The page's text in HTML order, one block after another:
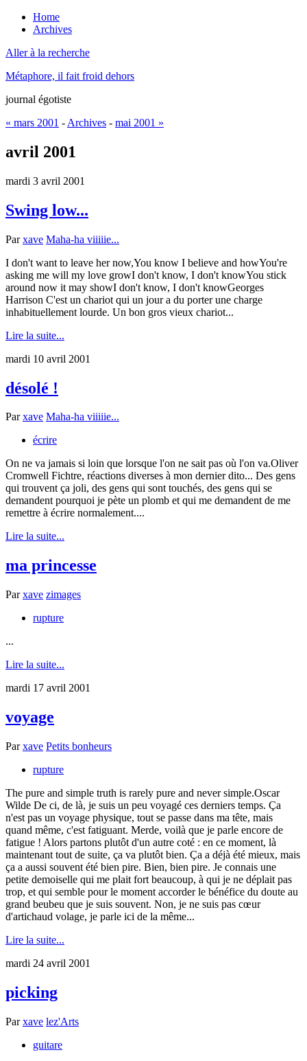
Home
Archives
Aller à la recherche
Métaphore, il fait froid dehors
journal égotiste
« mars 2001 - Archives - mai 2001 »
avril 2001
mardi 3 avril 2001
Swing low...
Parxave Maha-ha viiiiie...
I don't want to leave her now,You know I believe and howYou're
asking me will my love growI don't know, I don't knowYou stick
around now it may showI don't know, I don't knowGeorges
Harrison C'est un chariot qui un jour a du porter une charge
inhabituellement lourde. Un bon gros vieux chariot...
Lire la suite...
mardi 10 avril 2001
désolé !
Parxave Maha-ha viiiiie...
écrire
On ne va jamais si loin que lorsque l'on ne sait pas où l'on va.Oliver
Cromwell Fichtre, réactions diverses à mon dernier dito... Des gens
qui trouvent ça joli, des gens qui sont touchés, des gens qui se
demandent pourquoi je pète un plomb et qui me demandent de me
remettre à écrire normalement....
Lire la suite...
ma princesse
Parxave zimages
rupture
...
Lire la suite...
mardi 17 avril 2001
voyage
Parxave Petits bonheurs
rupture
The pure and simple truth is rarely pure and never simple.Oscar
Wilde De ci, de là, je suis un peu voyagé ces derniers temps. Ça
n'est pas un voyage physique, tout se passe dans ma tête, mais
quand même, c'est fatiguant. Merde, voilà que je parle encore de
fatigue ! Alors partons plutôt d'un autre coté : en ce moment, là
maintenant tout de suite, ça va plutôt bien. Ça a déjà été mieux, mais
ça a aussi souvent été bien pire. Bien, bien pire. Je connais une
petite demoiselle qui me plait fort beaucoup, à qui je ne déplait pas
trop, et qui semble pour le moment accorder le bénéfice du doute au
grand beubeu que je suis souvent. Non, je ne suis pas cœur
d'artichaud volage, je parle ici de la même...
Lire la suite...
mardi 24 avril 2001
picking
Parxave lez'Arts
guitare